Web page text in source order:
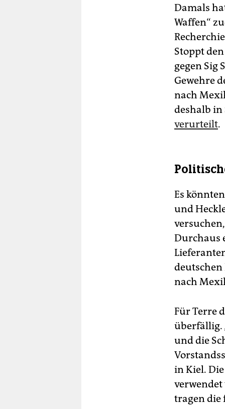
Damals
Waffen“
Stoppt
gegen Sig
Gewehre
nach
deshalb
verurteilt.
Es
und
Durchaus
nach
Für Terre
überfällig.
und die
in Kiel.
tragen die